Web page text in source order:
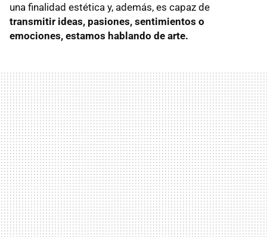
una finalidad estética y, además, es capaz de
transmitir ideas, pasiones, sentimientos o
emociones, estamos hablando de arte.